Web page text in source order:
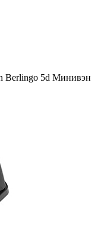
Berlingo 5d Минивэн